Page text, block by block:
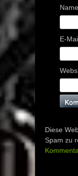
Name
E-
Diese
Spam zu